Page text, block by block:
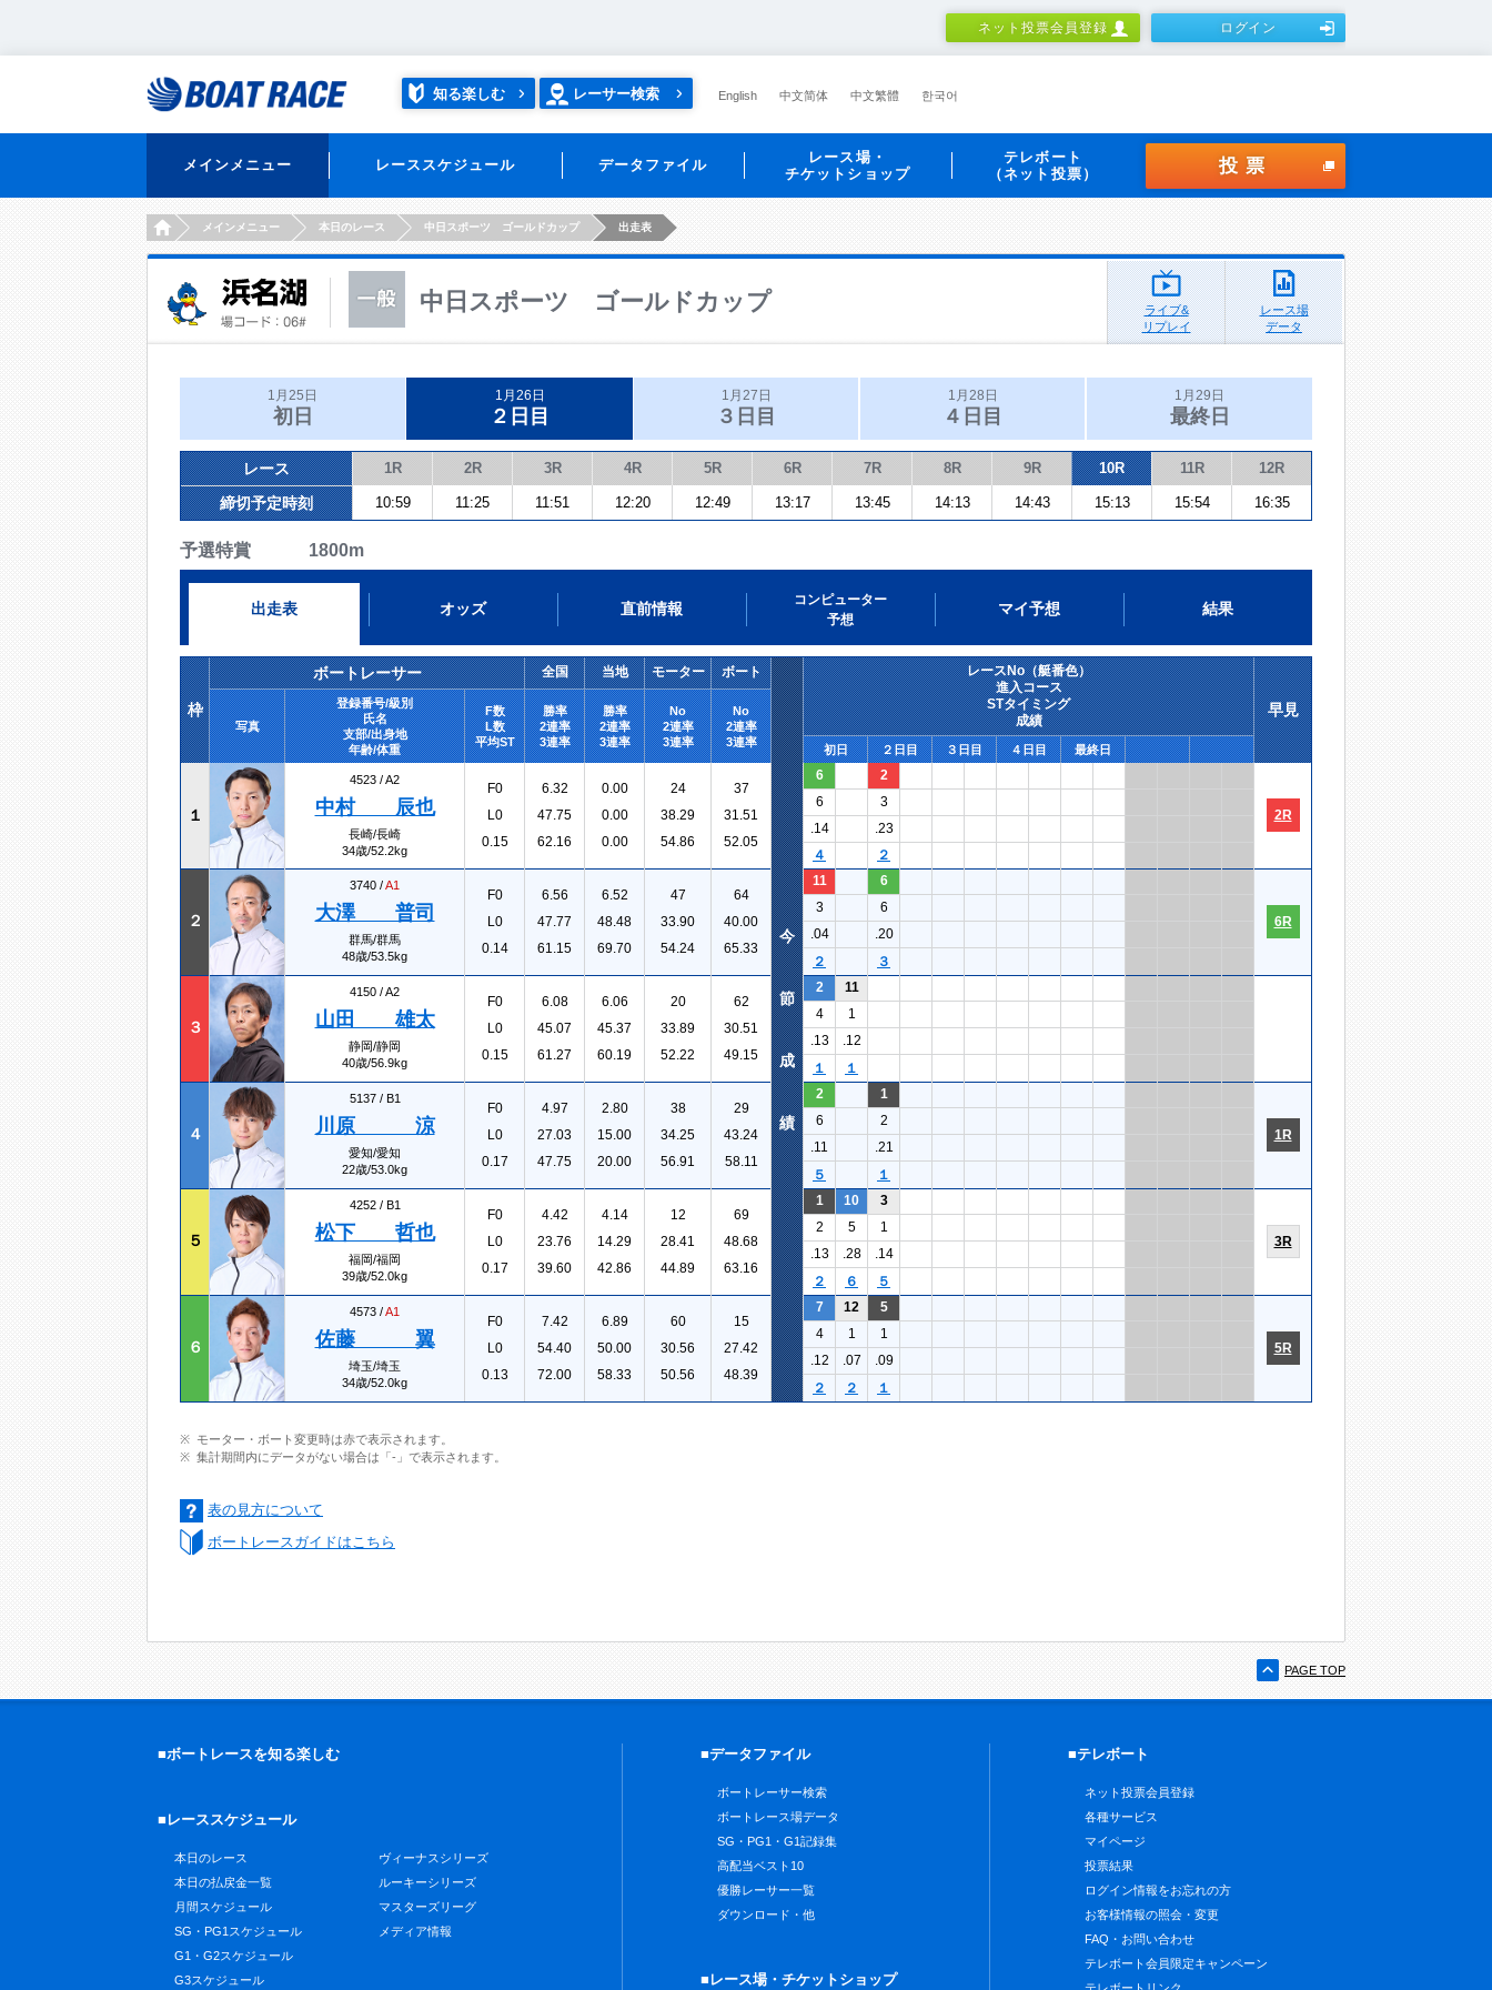
ネット投票会員登録 ログイン
知る楽しむ レーサー検索 English 中文简体 中文繁體 한국어
メインメニュー レーススケジュール データファイル
レース場・
チケットショップ
テレボート
（ネット投票）
投票
HOMEメインメニュー 本日のレース 中日スポーツ ゴールドカップ 出走表
中日スポーツ ゴールドカップ
ライブ&
リプレイ
レース場
データ
1月25日
初日
1月26日
２日目
1月27日
３日目
1月28日
４日目
1月29日
最終日
レース 1R 2R 3R 4R 5R 6R 7R 8R 9R 10R 11R 12R
締切予定時刻 10:59 11:25 11:51 12:20 12:49 13:17 13:45 14:13 14:43 15:13 15:54 16:35
予選特賞 1800m
出走表 オッズ 直前情報
コンピューター
予想
マイ予想 結果
枠
ボートレーサー 全国 当地 モーター ボート
レースNo（艇番色）
進入コース
STタイミング
成績
早見
写真
登録番号/級別
氏名
支部/出身地
年齢/体重
F数
L数
平均ST
勝率
2連率
3連率
勝率
2連率
3連率
No
2連率
3連率
No
2連率
3連率
初日 ２日目 ３日目 ４日目 最終日
１
4523 /A2
中村 辰也
長崎/長崎
34歳/52.2kg
F0
L0
0.15
6.32
47.75
62.16
0.00
0.00
0.00
24
38.29
54.86
37
31.51
52.05
6 2
2R
6
3
.14
.23
４
２
２
3740 /A1
大澤 普司
群馬/群馬
48歳/53.5kg
F0
L0
0.14
6.56
47.77
61.15
6.52
48.48
69.70
47
33.90
54.24
64
40.00
65.33
11 6
6R
3
6
.04
.20
２
３
３
4150 /A2
山田 雄太
静岡/静岡
40歳/56.9kg
F0
L0
0.15
6.08
45.07
61.27
6.06
45.37
60.19
20
33.89
52.22
62
30.51
49.15
2
11
4
1
.13
.12
１
１
４
5137 / B1
川原 涼
愛知/愛知
22歳/53.0kg
F0
L0
0.17
4.97
27.03
47.75
2.80
15.00
20.00
38
34.25
56.91
29
43.24
58.11
2 1
1R
6
2
.11
.21
５
１
５
4252 / B1
松下 哲也
福岡/福岡
39歳/52.0kg
F0
L0
0.17
4.42
23.76
39.60
4.14
14.29
42.86
12
28.41
44.89
69
48.68
63.16
1 10 3
3R
2 5
1
.13
.28
.14
２
６ ５
６
4573 /A1
佐藤 翼
埼玉/埼玉
34歳/52.0kg
F0
L0
0.13
7.42
54.40
72.00
6.89
50.00
58.33
60
30.56
50.56
15
27.42
48.39
7 12 5
5R
4 1
1
.12
.07
.09
２
２ １
今
節
成
績
モーター・ボート変更時は赤で表示されます。
集計期間内にデータがない場合は「-」で表示されます。
表の見方について
ボートレースガイドはこちら
PAGE TOP
■ボートレースを知る楽しむ
■レーススケジュール
本日のレース
本日の払戻金一覧
月間スケジュール
SG・PG1スケジュール
G1・G2スケジュール
G3スケジュール
ヴィーナスシリーズ
ルーキーシリーズ
マスターズリーグ
メディア情報
■データファイル
ボートレーサー検索
ボートレース場データ
SG・PG1・G1記録集
高配当ベスト10
優勝レーサー一覧
ダウンロード・他
■レース場・チケットショップ
■テレボート
ネット投票会員登録
各種サービス
マイページ
投票結果
ログイン情報をお忘れの方
お客様情報の照会・変更
FAQ・お問い合わせ
テレボート会員限定キャンペーン